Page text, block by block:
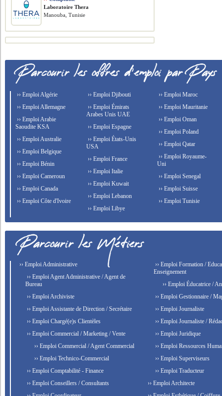
Laboratoire Thera
Manouba, Tunisie
›› Emploi Algérie
›› Emploi Allemagne
›› Emploi Arabie
Saoudite KSA
›› Emploi Australie
›› Emploi Belgique
›› Emploi Bénin
›› Emploi Cameroun
›› Emploi Canada
›› Emploi Côte d'Ivoire
›› Emploi Djibouti
›› Emploi Émirats
Arabes Unis UAE
›› Emploi Espagne
›› Emploi États-Unis
USA
›› Emploi France
›› Emploi Italie
›› Emploi Kuwait
›› Emploi Lebanon
›› Emploi Libye
›› Emploi Maroc
›› Emploi Mauritanie
›› Emploi Oman
›› Emploi Poland
›› Emploi Qatar
›› Emploi Royaume-
Uni
›› Emploi Senegal
›› Emploi Suisse
›› Emploi Tunisie
›› Emploi Administrative
›› Emploi Agent Administrative / Agent de
Bureau
›› Emploi Archiviste
›› Emploi Assistante de Direction / Secrétaire
›› Emploi Chargé(e)s Clientèles
›› Emploi Commercial / Marketing / Vente
›› Emploi Commercial / Agent Commercial
›› Emploi Technico-Commercial
›› Emploi Comptabilité - Finance
›› Emploi Conseillers / Consultants
›› Emploi Formation /
Enseignement
›› Emploi Éducatrice /
›› Emploi Gestionnaire /
›› Emploi Journaliste
›› Emploi Journaliste /
›› Emploi Juridique
›› Emploi Ressources
›› Emploi Superviseurs
›› Emploi Traducteur
›› Emploi Architecte